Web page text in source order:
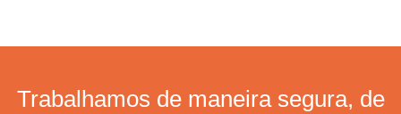
Trabalhamos de maneira segura, de